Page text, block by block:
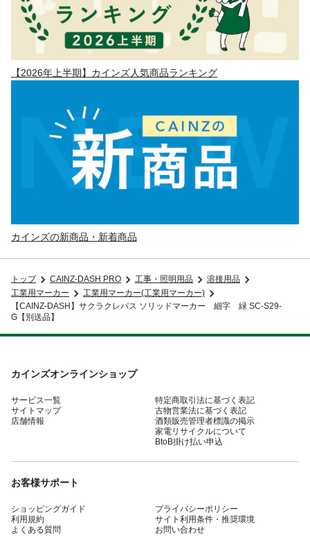
【2026年上半期】カインズ人気商品ランキング
カインズの新商品・新着商品
トップ CAINZ-DASH PRO 工事・照明用品
溶接用品
工業用マーカー
工業用マーカー(工業用マーカー)
【CAINZ-DASH】サクラクレパス ソリッドマーカー 細字 緑 SC-S29-
G【別送品】
カインズオンラインショップ
サービス一覧
サイトマップ
店舗情報
特定商取引法に基づく表記
古物営業法に基づく表記
酒類販売管理者標識の掲示
家電リサイクルについて
BtoB掛け払い申込
お客様サポート
ショッピングガイド
利用規約
よくある質問
プライバシーポリシー
サイト利用条件・推奨環境
お問い合わせ